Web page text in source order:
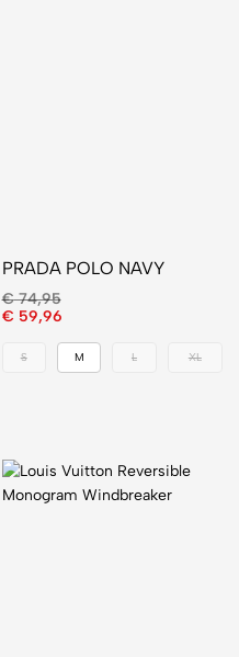
PRADA POLO NAVY
€74,95
€ 59,96
S M L XL